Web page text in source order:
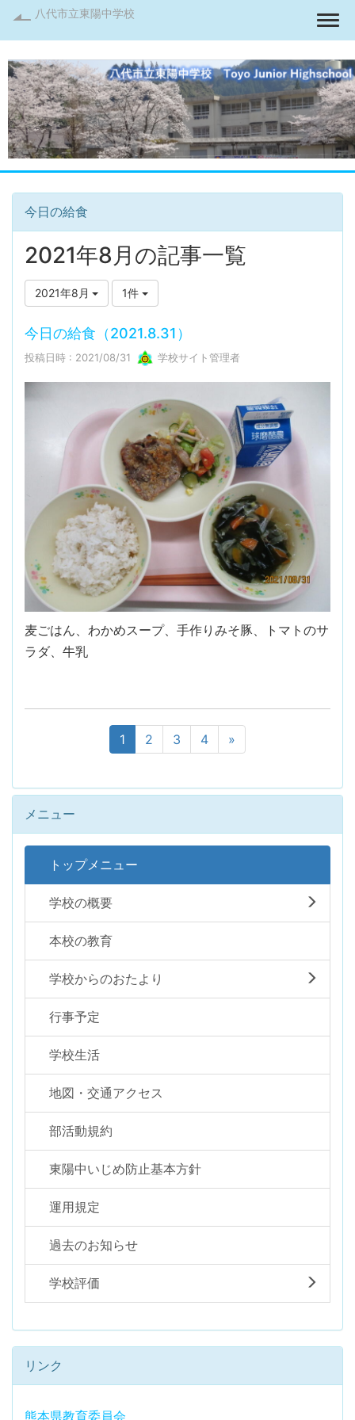
八代市立東陽中学校
今日の給食
2021年8月の記事一覧
2021年8月 1件
今日の給食（2021.8.31）
投稿日時 : 2021/08/31 学校サイト管理者
麦ごはん、わかめスープ、手作りみそ豚、トマトのサ
ラダ、牛乳
1 2 3 4 »
メニュー
トップメニュー
学校の概要
本校の教育
学校からのおたより
行事予定
学校生活
地図・交通アクセス
部活動規約
東陽中いじめ防止基本方針
運用規定
過去のお知らせ
学校評価
リンク
熊本県教育委員会